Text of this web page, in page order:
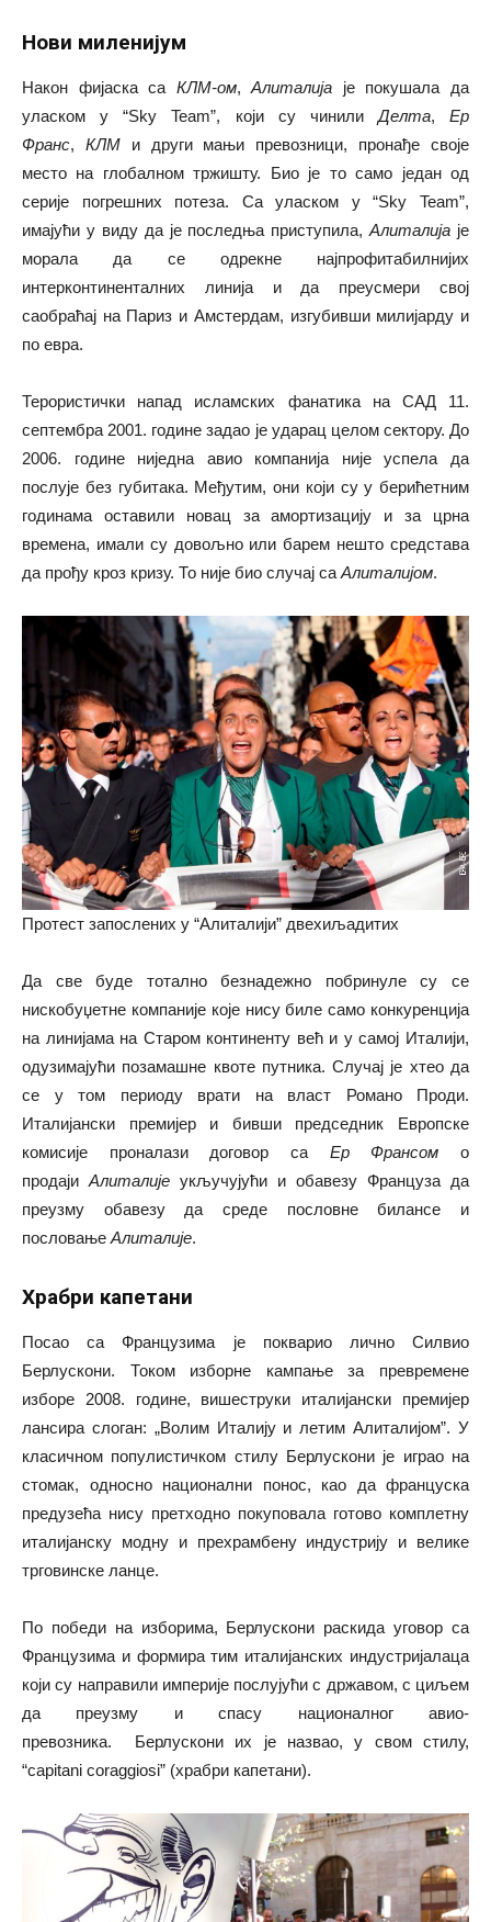
Нови миленијум
Након фијаска са КЛМ-ом,Алиталија је покушала да
уласком у “Sky Team”, који су чинили Делта, Ер
Франс, КЛМ и други мањи превозници, пронађе своје
место на глобалном тржишту. Био је то само један од
серије погрешних потеза. Са уласком у “Sky Team”,
имајући у виду да је последња приступила,Алиталија је
морала да се одрекне најпрофитабилнијих
интерконтиненталних линија и да преусмери свој
саобраћај на Париз и Амстердам, изгубивши милијарду и
по евра.
Терористички напад исламских фанатика на САД 11.
септембра 2001. године задао је ударац целом сектору. До
2006. године ниједна авио компанија није успела да
послује без губитака. Међутим, они који су у берићетним
годинама оставили новац за амортизацију и за црна
времена, имали су довољно или барем нешто средстава
да прођу кроз кризу. То није био случај са Алиталијом.
Протест запослених у “Алиталији” двехиљадитих
Да све буде тотално безнадежно побринуле су се
нискобуџетне компаније које нису биле само конкуренција
на линијама на Старом континенту већ и у самој Италији,
одузимајући позамашне квоте путника. Случај је хтео да
се у том периоду врати на власт Романо Проди.
Италијански премијер и бивши председник Европске
комисије проналази договор са Ер Франсом о
продаји Алиталије укључујући и обавезу Француза да
преузму обавезу да среде пословне билансе и
пословање Алиталије.
Храбри капетани
Посао са Французима је покварио лично Силвио
Берлускони. Током изборне кампање за превремене
изборе 2008. године, вишеструки италијански премијер
лансира слоган: „Волим Италију и летим Алиталијом”. У
класичном популистичком стилу Берлускони је играо на
стомак, односно национални понос, као да француска
предузећа нису претходно покуповала готово комплетну
италијанску модну и прехрамбену индустрију и велике
трговинске ланце.
По победи на изборима, Берлускони раскида уговор са
Французима и формира тим италијанских индустријалаца
који су направили империје послујући с државом, с циљем
да преузму и спасу националног авио-
превозника. Берлускони их је назвао, у свом стилу,
“capitani coraggiosi” (храбри капетани).